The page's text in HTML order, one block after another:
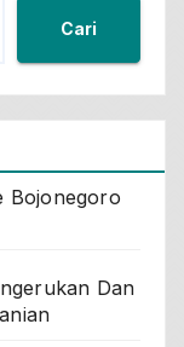
Cari
Bojonegoro
Dan